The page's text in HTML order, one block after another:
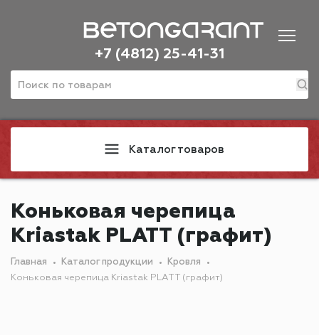
+7 (4812) 25-41-31
Каталог товаров
Коньковая черепица
Kriastak PLATT (графит)
Главная Каталог продукции
Кровля
Коньковая черепица Kriastak PLATT (графит)